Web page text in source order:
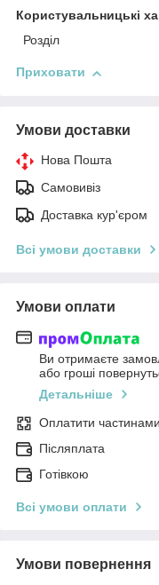
Користувальницькі
Розділ
Приховати
Умови доставки
Нова Пошта
Самовивіз
Доставка кур'єром
Всі умови доставки
Умови оплати
Ви отримаєте
або гроші
Детальніше
Оплатити частинами
Післяплата
Готівкою
Всі умови оплати
Умови повернення